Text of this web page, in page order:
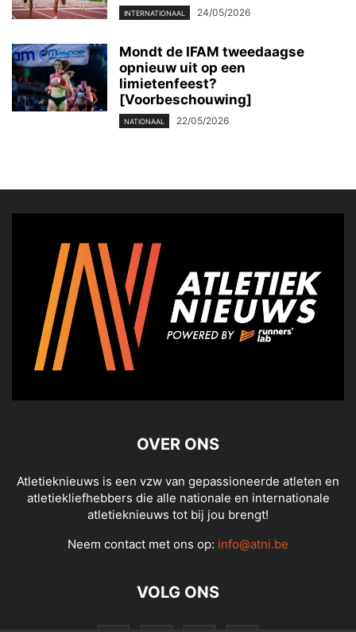
INTERNATIONAAL 24/05/2026
Mondt de IFAM tweedaagse
opnieuw uit op een
limietenfeest?
[Voorbeschouwing]
NATIONAAL 22/05/2026
OVER ONS
Atletieknieuws is een vzw van gepassioneerde atleten en
atletiekliefhebbers die alle nationale en internationale
atletieknieuws tot bij jou brengt!
Neem contact met ons op: info@atni.be
VOLG ONS